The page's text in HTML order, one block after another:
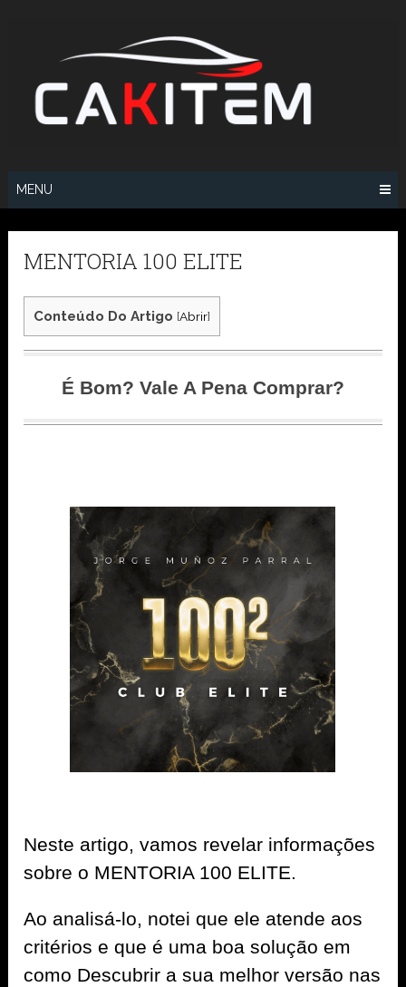
MENU
MENTORIA 100 ELITE
Conteúdo Do Artigo [Abrir]
É Bom? Vale A Pena Comprar?
Neste artigo, vamos revelar informações
sobre o MENTORIA 100 ELITE.
Ao analisá-lo, notei que ele atende aos
critérios e que é uma boa solução em
como Descubrir a sua melhor versão nas